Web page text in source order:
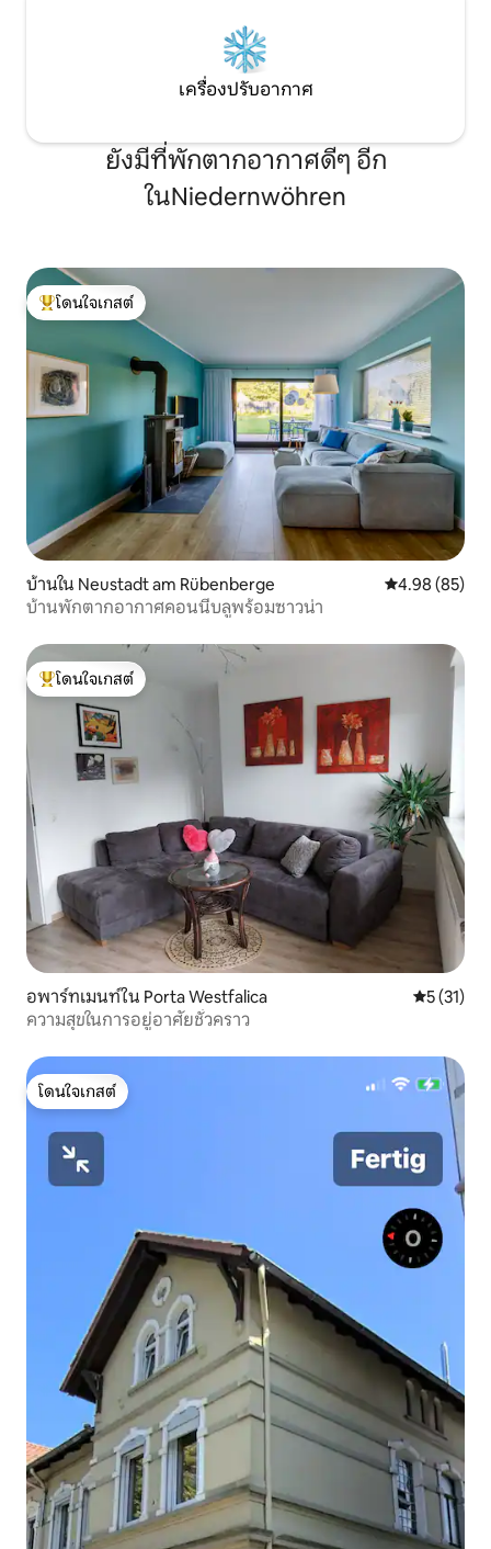
เครื่องปรับอากาศ
ยังมีที่พักตากอากาศดีๆ อีก
ในNiedernwöhren
โดนใจเกสต์ที่สุด
โดนใจเกสต์
บ้านใน Neustadt am Rübenberge คะแนนเฉลี่ย
4.98 (85)
บ้านพักตากอากาศคอนนี่บลูพร้อมซาวน่า
โดนใจเกสต์ที่สุด
โดนใจเกสต์
อพาร์ทเมนท์ใน Porta Westfalica คะแนนเฉลี่
5 (31)
ความสุขในการอยู่อาศัยชั่วคราว
โดนใจเกสต์
โดนใจเกสต์